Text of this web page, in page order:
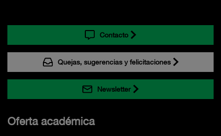
Contacto
Quejas, sugerencias y felicitaciones
Newsletter
Oferta académica